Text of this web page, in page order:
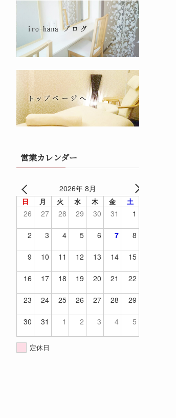
営業カレンダー
2026年 8月
日 月 火 水 木 金 土
26 27 28 29 30 31 1
2 3 4 5 6 7 8
9 10 11 12 13 14 15
16 17 18 19 20 21 22
23 24 25 26 27 28 29
30 31 1 2 3 4 5
定休日